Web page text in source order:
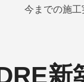
今までの施
新